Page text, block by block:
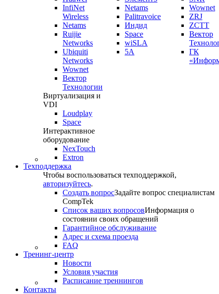
InfiNet
Wireless
Netams
Ruijie
Networks
Ubiquiti
Networks
Wownet
Вектор
Технологии
Виртуализация и
VDI
Loudplay
Space
Интерактивное
оборудование
NexTouch
Extron
Netams
Palitravoice
Индид
Space
wiSLA
5A
Wownet
ZRJ
ZCTT
Вектор
ГК
Техподдержка
Чтобы воспользоваться техподдержкой,
авторизуйтесь.
Создать вопросЗадайте вопрос специалистам
CompTek
Список ваших вопросовИнформация о
состоянии своих обращений
Гарантийное обслуживание
Адрес и схема проезда
FAQ
Тренинг-центр
Новости
Условия участия
Расписание треннингов
Контакты